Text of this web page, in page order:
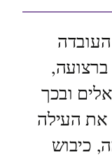
ובכך
את העילה
כיבוש